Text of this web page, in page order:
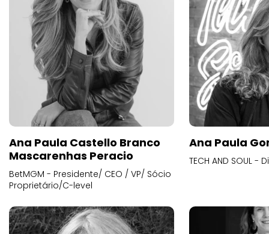
Ana Paula Castello Branco
Mascarenhas Peracio
BetMGM - Presidente/ CEO / VP/ Sócio
Proprietário/C-level
Ana Paula
TECH AND SOUL